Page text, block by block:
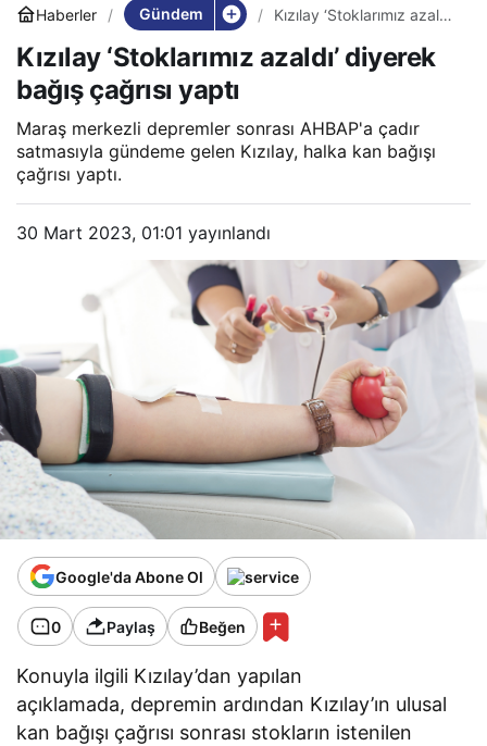
Haberler Gündem
Kızılay ‘Stoklarımız azaldı’
yaptı
Kızılay ‘Stoklarımız azaldı’ diyerek
bağış çağrısı yaptı
Maraş merkezli depremler sonrası AHBAP'a çadır
satmasıyla gündeme gelen Kızılay, halka kan bağışı
çağrısı yaptı.
30 Mart 2023, 01:01 yayınlandı
Google'da Abone Ol
0 Paylaş Beğen
Konuyla ilgili Kızılay’dan yapılan
açıklamada, depremin ardından Kızılay’ın ulusal
kan bağışı çağrısı sonrası stokların istenilen